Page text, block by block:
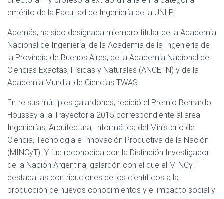
emérito de la Facultad de Ingeniería de la UNLP.
Además, ha sido designada miembro titular de la Academia
Nacional de Ingeniería, de la Academia de la Ingeniería de
la Provincia de Buenos Aires, de la Academia Nacional de
Ciencias Exactas, Físicas y Naturales (ANCEFN) y de la
Academia Mundial de Ciencias TWAS.
Entre sus múltiples galardones, recibió el Premio Bernardo
Houssay a la Trayectoria 2015 correspondiente al área
Ingenierías, Arquitectura, Informática del Ministerio de
Ciencia, Tecnología e Innovación Productiva de la Nación
(MINCyT). Y fue reconocida con la Distinción Investigador
de la Nación Argentina, galardón con el que el MINCyT
destaca las contribuciones de los científicos a la
producción de nuevos conocimientos y el impacto social y